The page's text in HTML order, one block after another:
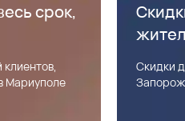
срок,
клиентов,
Мариуполе
Скидки